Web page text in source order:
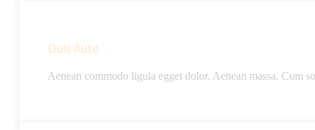
Duis Aute
Aenean commodo ligula egget dolor. Aenean massa. Cum